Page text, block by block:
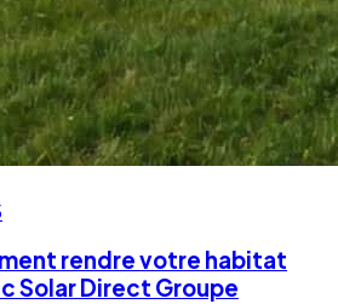
rendre votre habitat
Solar Direct Groupe